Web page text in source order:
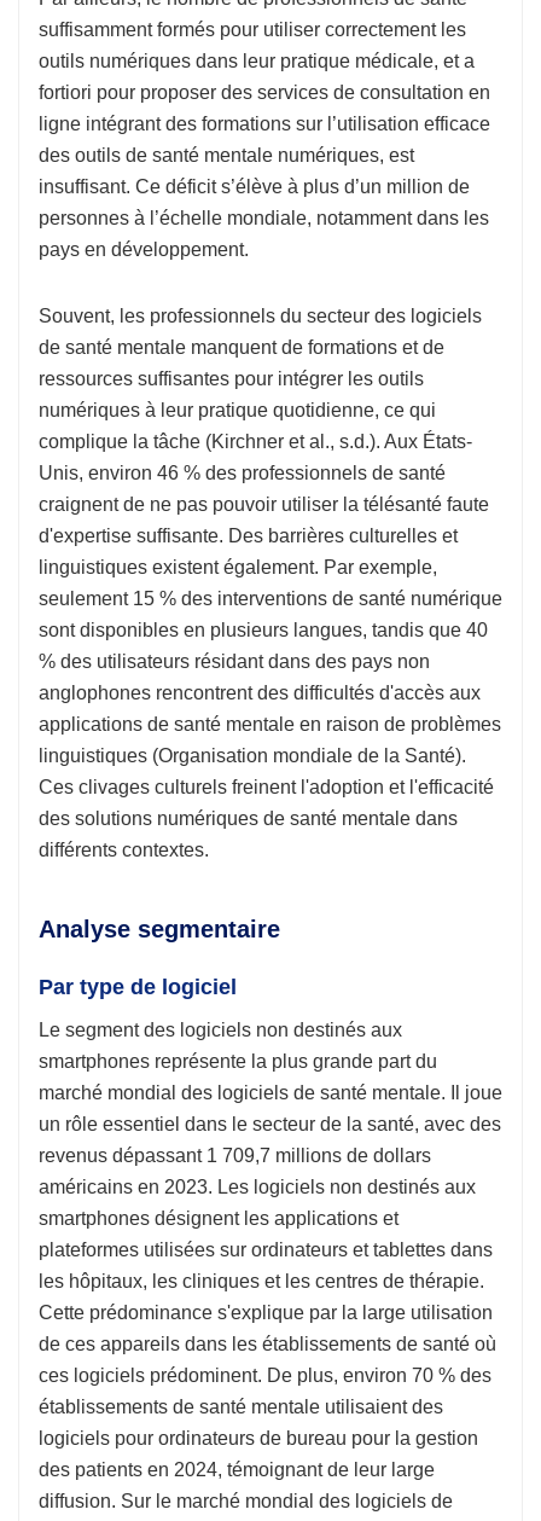
suffisamment formés pour utiliser correctement les
outils numériques dans leur pratique médicale, et a
fortiori pour proposer des services de consultation en
ligne intégrant des formations sur l’utilisation efficace
des outils de santé mentale numériques, est
insuffisant. Ce déficit s’élève à plus d’un million de
personnes à l’échelle mondiale, notamment dans les
pays en développement.
Souvent, les professionnels du secteur des logiciels
de santé mentale manquent de formations et de
ressources suffisantes pour intégrer les outils
numériques à leur pratique quotidienne, ce qui
complique la tâche (Kirchner et al., s.d.). Aux États-
Unis, environ 46 % des professionnels de santé
craignent de ne pas pouvoir utiliser la télésanté faute
d'expertise suffisante. Des barrières culturelles et
linguistiques existent également. Par exemple,
seulement 15 % des interventions de santé numérique
sont disponibles en plusieurs langues, tandis que 40
% des utilisateurs résidant dans des pays non
anglophones rencontrent des difficultés d'accès aux
applications de santé mentale en raison de problèmes
linguistiques (Organisation mondiale de la Santé).
Ces clivages culturels freinent l'adoption et l'efficacité
des solutions numériques de santé mentale dans
différents contextes.
Analyse segmentaire
Par type de logiciel
Le segment des logiciels non destinés aux
smartphones représente la plus grande part du
marché mondial des logiciels de santé mentale. Il joue
un rôle essentiel dans le secteur de la santé, avec des
revenus dépassant 1 709,7 millions de dollars
américains en 2023. Les logiciels non destinés aux
smartphones désignent les applications et
plateformes utilisées sur ordinateurs et tablettes dans
les hôpitaux, les cliniques et les centres de thérapie.
Cette prédominance s'explique par la large utilisation
de ces appareils dans les établissements de santé où
ces logiciels prédominent. De plus, environ 70 % des
établissements de santé mentale utilisaient des
logiciels pour ordinateurs de bureau pour la gestion
des patients en 2024, témoignant de leur large
diffusion. Sur le marché mondial des logiciels de